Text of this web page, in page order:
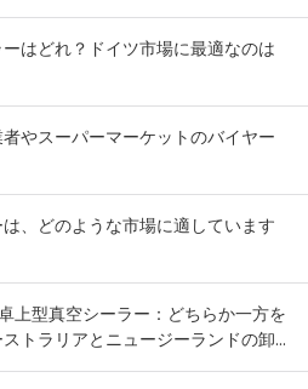
はどれ？ドイツ市場に最適なのは
やスーパーマーケットのバイヤー
、どのような市場に適しています
上型真空シーラー：どちらか一方を
トラリアとニュージーランドの卸
ン